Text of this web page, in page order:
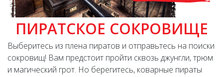
ПИРАТСКОЕ СОКРОВИЩЕ
Выберитесь из плена пиратов и отправьтесь на поиски
сокровищ! Вам предстоит пройти сквозь джунгли, трюм
и магический грот. Но берегитесь, коварные пираты